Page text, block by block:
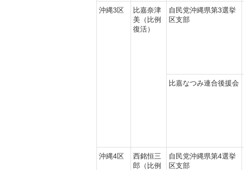
沖縄3区
比嘉奈津
美（比例
復活）
自民党沖縄県第3選挙
区支部
比嘉なつみ連合後援会
沖縄4区
西銘恒三
郎（比例
自民党沖縄県第4選挙
区支部